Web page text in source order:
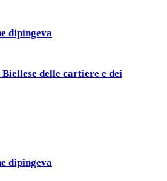
dipingeva
delle cartiere e dei
dipingeva